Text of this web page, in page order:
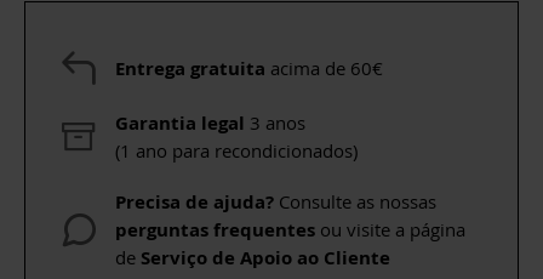
Entrega gratuita acima de 60€
Garantia legal 3 anos
(1 ano para recondicionados)
Precisa de ajuda? Consulte as nossas
perguntas frequentes ou visite a página
de Serviço de Apoio ao Cliente